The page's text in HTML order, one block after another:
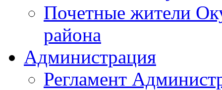
Почетные жители
района
Администрация
Регламент